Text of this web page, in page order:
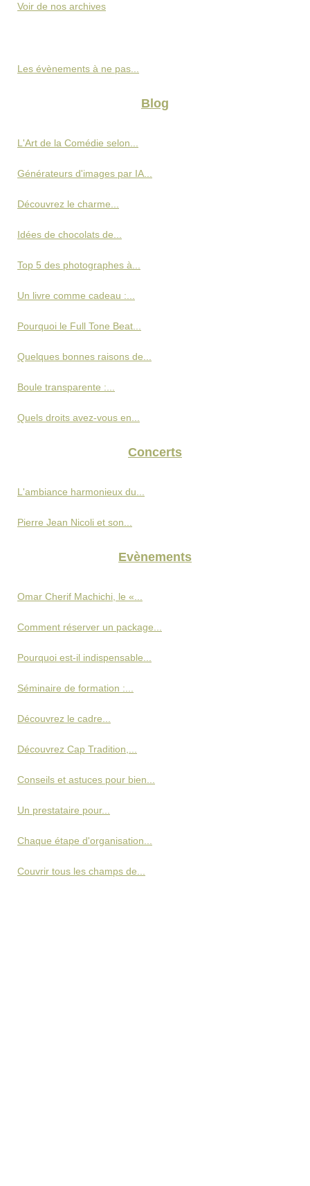
Voir de nos archives
Les évènements à ne pas...
Blog
L'Art de la Comédie selon...
Générateurs d'images par IA...
Découvrez le charme...
Idées de chocolats de...
Top 5 des photographes à...
Un livre comme cadeau :...
Pourquoi le Full Tone Beat...
Quelques bonnes raisons de...
Boule transparente :...
Quels droits avez-vous en...
Concerts
L'ambiance harmonieux du...
Pierre Jean Nicoli et son...
Evènements
Omar Cherif Machichi, le «...
Comment réserver un package...
Pourquoi est-il indispensable...
Séminaire de formation :...
Découvrez le cadre...
Découvrez Cap Tradition,...
Conseils et astuces pour bien...
Un prestataire pour...
Chaque étape d'organisation...
Couvrir tous les champs de...